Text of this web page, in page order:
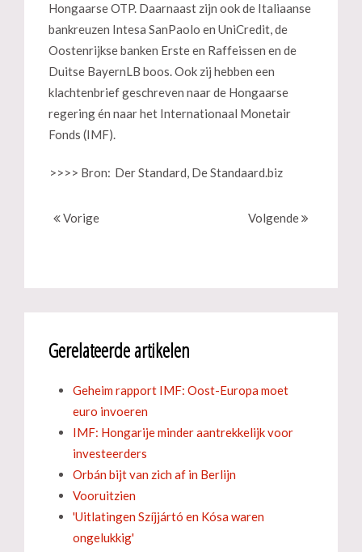
Hongaarse OTP. Daarnaast zijn ook de Italiaanse
bankreuzen Intesa SanPaolo en UniCredit, de
Oostenrijkse banken Erste en Raffeissen en de
Duitse BayernLB boos. Ook zij hebben een
klachtenbrief geschreven naar de Hongaarse
regering én naar het Internationaal Monetair
Fonds (IMF).
>>>> Bron: Der Standard, De Standaard.biz
Vorige Volgende
Gerelateerde artikelen
Geheim rapport IMF: Oost-Europa moet
euro invoeren
IMF: Hongarije minder aantrekkelijk voor
investeerders
Orbán bijt van zich af in Berlijn
Vooruitzien
'Uitlatingen Szíjjártó en Kósa waren
ongelukkig'